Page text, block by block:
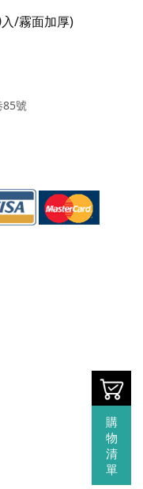
/霧面加厚)
85號
購
物
清
單